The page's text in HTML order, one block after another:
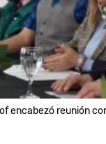
encabezó reunión